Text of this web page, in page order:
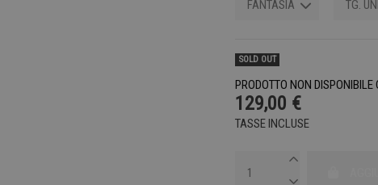
SOLD OUT
PRODOTTO NON
129,00 €
TASSE INCLUSE